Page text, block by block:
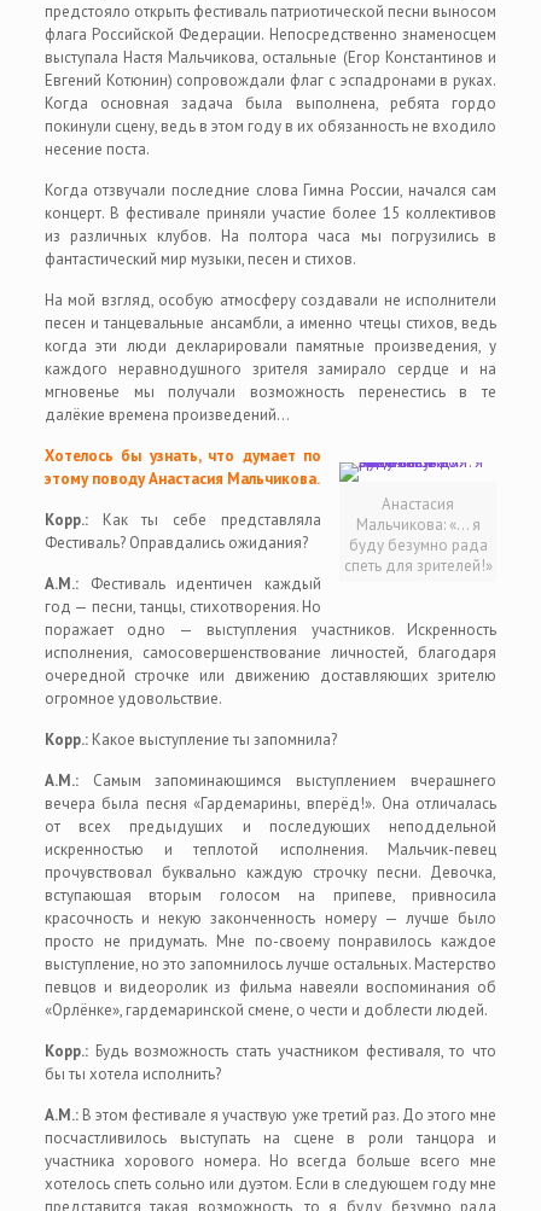
предстояло открыть фестиваль патриотической песни выносом
флага Российской Федерации. Непосредственно знаменосцем
выступала Настя Мальчикова, остальные (Егор Константинов и
Евгений Котюнин) сопровождали флаг с эспадронами в руках.
Когда основная задача была выполнена, ребята гордо
покинули сцену, ведь в этом году в их обязанность не входило
несение поста.
Когда отзвучали последние слова Гимна России, начался сам
концерт. В фестивале приняли участие более 15 коллективов
из различных клубов. На полтора часа мы погрузились в
фантастический мир музыки, песен и стихов.
На мой взгляд, особую атмосферу создавали не исполнители
песен и танцевальные ансамбли, а именно чтецы стихов, ведь
когда эти люди декларировали памятные произведения, у
каждого неравнодушного зрителя замирало сердце и на
мгновенье мы получали возможность перенестись в те
далёкие времена произведений…
Анастасия
Мальчикова: «… я
буду безумно рада
спеть для зрителей!»
Хотелось бы узнать, что думает по
этому поводу Анастасия Мальчикова.
Корр.:Как ты себе представляла
Фестиваль? Оправдались ожидания?
А.М.:Фестиваль идентичен каждый
год — песни, танцы, стихотворения. Но
поражает одно — выступления участников. Искренность
исполнения, самосовершенствование личностей, благодаря
очередной строчке или движению доставляющих зрителю
огромное удовольствие.
Корр.:Какое выступление ты запомнила?
А.М.:Самым запоминающимся выступлением вчерашнего
вечера была песня «Гардемарины, вперёд!». Она отличалась
от всех предыдущих и последующих неподдельной
искренностью и теплотой исполнения. Мальчик-певец
прочувствовал буквально каждую строчку песни. Девочка,
вступающая вторым голосом на припеве, привносила
красочность и некую законченность номеру — лучше было
просто не придумать. Мне по-своему понравилось каждое
выступление, но это запомнилось лучше остальных. Мастерство
певцов и видеоролик из фильма навеяли воспоминания об
«Орлёнке», гардемаринской смене, о чести и доблести людей.
Корр.:Будь возможность стать участником фестиваля, то что
бы ты хотела исполнить?
А.М.:В этом фестивале я участвую уже третий раз. До этого мне
посчастливилось выступать на сцене в роли танцора и
участника хорового номера. Но всегда больше всего мне
хотелось спеть сольно или дуэтом. Если в следующем году мне
представится такая возможность, то я буду безумно рада